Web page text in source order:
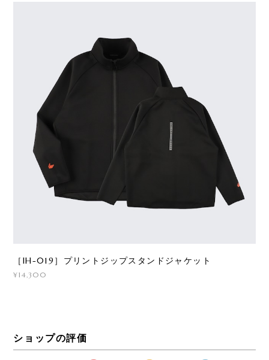
［IH-019］プリントジップスタンドジャケット
¥14,300
ショップの評価